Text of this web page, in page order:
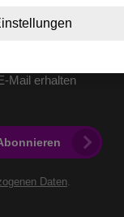
Mail erhalten
Daten.